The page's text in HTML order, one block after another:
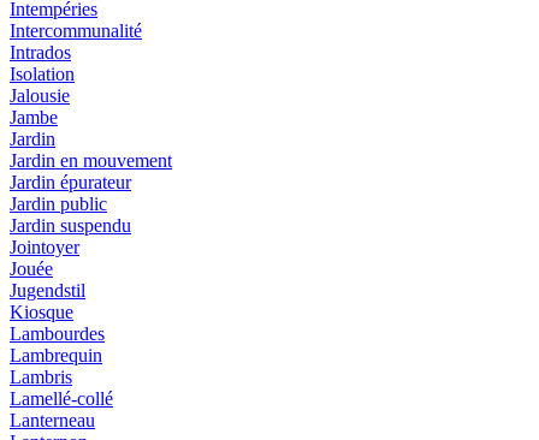
Intempéries
Intercommunalité
Intrados
Isolation
Jalousie
Jambe
Jardin
Jardin en mouvement
Jardin épurateur
Jardin public
Jardin suspendu
Jointoyer
Jouée
Jugendstil
Kiosque
Lambourdes
Lambrequin
Lambris
Lamellé-collé
Lanterneau